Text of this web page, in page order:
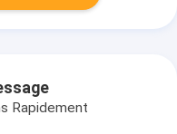
Rapidement